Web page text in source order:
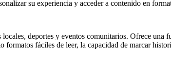
su experiencia y acceder a contenido en
deportes y eventos comunitarios. Ofrece una
fáciles de leer, la capacidad de marcar